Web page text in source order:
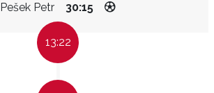
Pešek Petr 30:15
13:22